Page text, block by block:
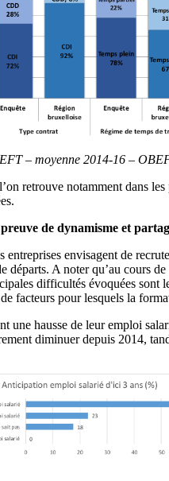
– moyenne 2014-16 –
retrouve notamment dans
de dynamisme et
envisagent de
départs. A noter qu’au cours
difficultés évoquées
facteurs pour lesquels la
hausse de leur emploi
diminuer depuis 2014,